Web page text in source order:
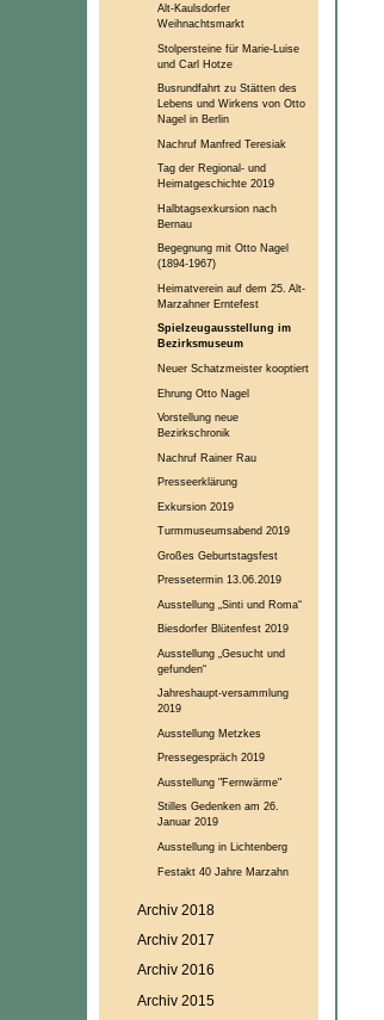
Alt-Kaulsdorfer
Weihnachtsmarkt
Stolpersteine für Marie-Luise
und Carl Hotze
Busrundfahrt zu Stätten des
Lebens und Wirkens von Otto
Nagel in Berlin
Nachruf Manfred Teresiak
Tag der Regional- und
Heimatgeschichte 2019
Halbtagsexkursion nach
Bernau
Begegnung mit Otto Nagel
(1894-1967)
Heimatverein auf dem 25. Alt-
Marzahner Erntefest
Spielzeugausstellung im
Bezirksmuseum
Neuer Schatzmeister kooptiert
Ehrung Otto Nagel
Vorstellung neue
Bezirkschronik
Nachruf Rainer Rau
Presseerklärung
Exkursion 2019
Turmmuseumsabend 2019
Großes Geburtstagsfest
Pressetermin 13.06.2019
Ausstellung „Sinti und Roma“
Biesdorfer Blütenfest 2019
Ausstellung „Gesucht und
gefunden“
Jahreshaupt-versammlung
2019
Ausstellung Metzkes
Pressegespräch 2019
Ausstellung "Fernwärme"
Stilles Gedenken am 26.
Januar 2019
Ausstellung in Lichtenberg
Festakt 40 Jahre Marzahn
Archiv 2018
Archiv 2017
Archiv 2016
Archiv 2015